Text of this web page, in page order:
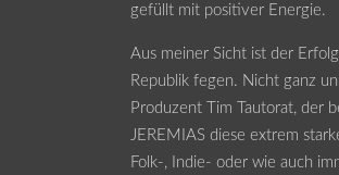
gefüllt mit positiver Energie.
Aus meiner Sicht ist der
Republik fegen. Nicht ganz
Produzent Tim Tautorat, der
JEREMIAS diese extrem
Folk-, Indie- oder wie auch